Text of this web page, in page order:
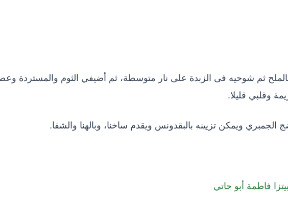
ثم شوحيه فى الزبدة على نار متوسطة، ثم أضيفي الثوم والمستردة
وقلبي قليلا.
ويمكن تزيينه بالبقدونس ويقدم ساخنا، وبالهنا والشفا.
فاطمة أبو حاتي